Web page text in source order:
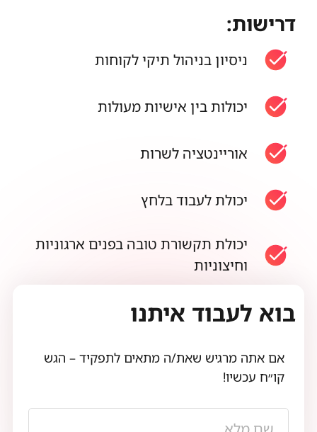
דרישות:
ניסיון בניהול תיקי לקוחות
יכולות בין אישיות מעולות
אוריינטציה לשרות
יכולת לעבוד בלחץ
יכולת תקשורת טובה בפנים ארגוניות
וחיצוניות
בוא לעבוד איתנו
אם אתה מרגיש שאת/ה מתאים לתפקיד – הגש
קו״ח עכשיו!